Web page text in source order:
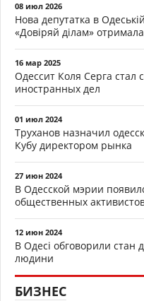
08 июл 2026
Нова депутатка в
«Довіряй ділам»
16 мар 2025
Одессит Коля Серга стал
иностранных дел
01 июл 2024
Труханов назначил
Кубу директором рынка
27 июн 2024
В Одесской мэрии
общественных
12 июн 2024
В Одесі обговорили стан
людини
БИЗНЕС